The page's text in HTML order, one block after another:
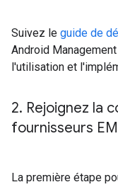
Suivez le guide de
Android
l'utilisation et
2. Rejoignez la
fournisseurs
La première étape